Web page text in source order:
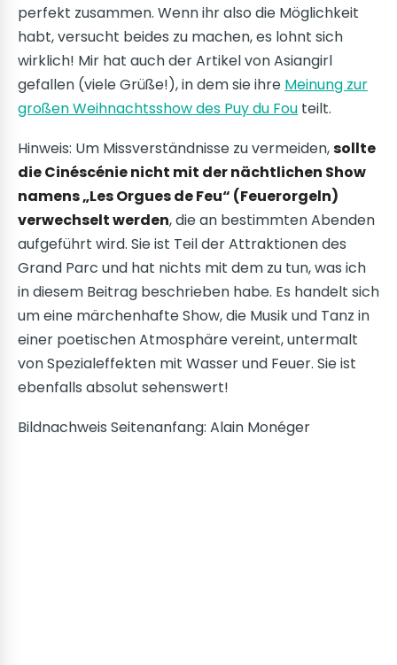
perfekt zusammen. Wenn ihr also die Möglichkeit
habt, versucht beides zu machen, es lohnt sich
wirklich! Mir hat auch der Artikel von Asiangirl
gefallen (viele Grüße!), in dem sie ihre Meinung zur
großen Weihnachtsshow des Puy du Fou teilt.
Hinweis: Um Missverständnisse zu vermeiden,sollte
die Cinéscénie nicht mit der nächtlichen Show
namens „Les Orgues de Feu“ (Feuerorgeln)
verwechselt werden, die an bestimmten Abenden
aufgeführt wird. Sie ist Teil der Attraktionen des
Grand Parc und hat nichts mit dem zu tun, was ich
in diesem Beitrag beschrieben habe. Es handelt sich
um eine märchenhafte Show, die Musik und Tanz in
einer poetischen Atmosphäre vereint, untermalt
von Spezialeffekten mit Wasser und Feuer. Sie ist
ebenfalls absolut sehenswert!
Bildnachweis Seitenanfang: Alain Monéger